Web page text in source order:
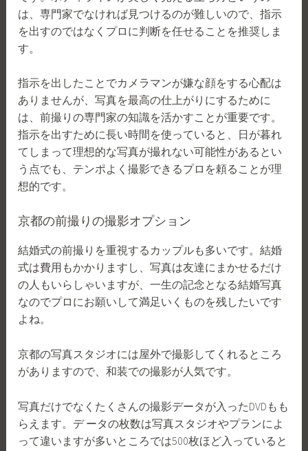
は、専門家でなければ見つけるのが難しいので、指示
を出すのではなくプロに判断を任せることを推奨しま
す。
指示を出したことでカメラマンが嫌な顔をする心配は
ありませんが、写真を最高の仕上がりにするために
は、前撮りの専門家の知識を活かすことが重要です。
指示を出すために長い時間を使っていると、日が暮れ
てしまって理想的な写真が撮れない可能性があるとい
う点でも、テンポよく撮影できるプロを頼ることが理
想的です。
京都の前撮りの撮影オプション
結婚式の前撮りを重視するカップルも多いです。結婚
式は費用もかかりますし、写真は友達にまかせるだけ
の人もいらしゃいますが、一生の記念となる結婚写真
なのでプロにお願いして満足いくものを残したいです
よね。
京都の写真スタジオには屋外で撮影してくれるところ
がありますので、和装での撮影が人気です。
写真だけでなくたくさんの撮影データが入ったDVDもも
らえます。デ ータの枚数は写真スタジオやプランによ
って違いますが多いところでは500枚ほど入っていると